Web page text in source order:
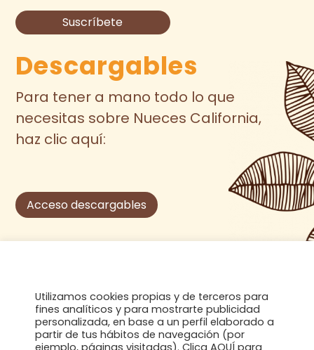
Descargables
Para tener a mano todo lo que
necesitas sobre Nueces California,
haz clic aquí:
Acceso descargables
Utilizamos cookies propias y de terceros para
fines analíticos y para mostrarte publicidad
personalizada, en base a un perfil elaborado a
partir de tus hábitos de navegación (por
ejemplo, páginas visitadas). Clica AQUÍ para